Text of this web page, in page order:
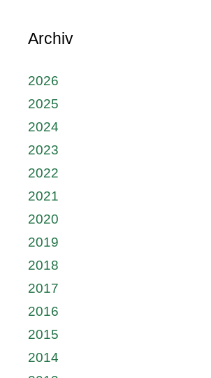
Archiv
2026
2025
2024
2023
2022
2021
2020
2019
2018
2017
2016
2015
2014